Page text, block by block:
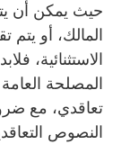
حيث يمكن أن
المالك، أو
الاستثنائية،
المصلحة
تعاقدي، مع
النصوص